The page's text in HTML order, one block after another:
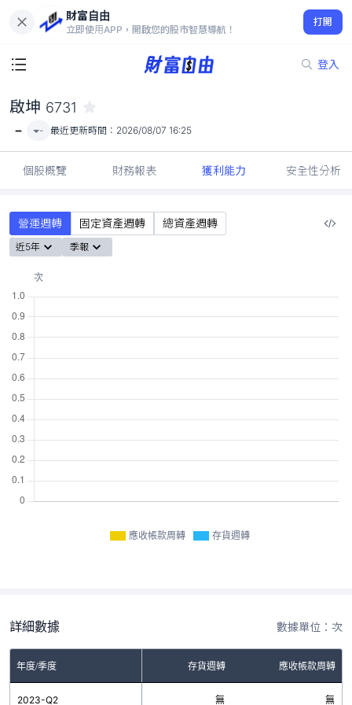
財富自由
立即使用APP，開啟您的股市智慧導航！
打開
登入
-
啟坤 6731
- - 最近更新時間： 2026/08/07 16:25
個股概覽 財務報表 獲利能力 安全性分析
營運週轉 固定資產週轉 總資產週轉
近5年 季報
應收帳款周轉 存貨週轉
詳細數據 數據單位：次
年度/季度 存貨週轉 應收帳款周轉
2023-Q2 無 無